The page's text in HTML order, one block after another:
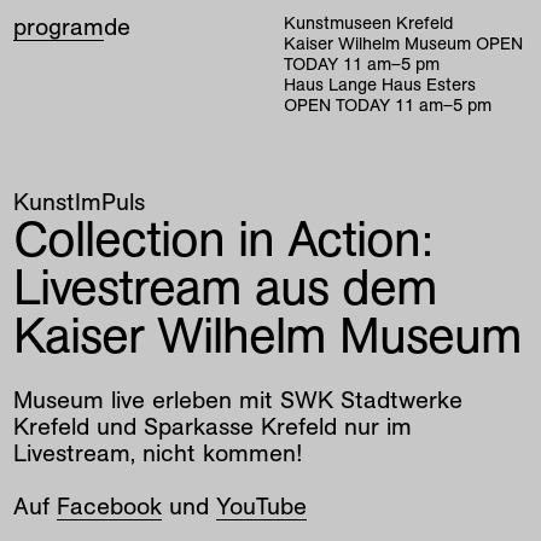
programde
Kunstmuseen Krefeld
Kaiser Wilhelm Museum OPEN
TODAY 11 am–5 pm
Haus Lange Haus Esters
OPEN TODAY 11 am–5 pm
KunstImPuls
Collection in Action:
Livestream aus dem
Kaiser Wilhelm Museum
Museum live erleben mit SWK Stadtwerke
Krefeld und Sparkasse Krefeld nur im
Livestream, nicht kommen!
Auf Facebook undYouTube